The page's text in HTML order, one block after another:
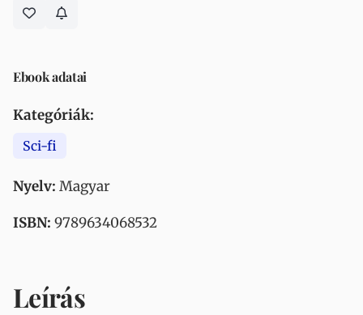
Ebook adatai
Kategóriák:
Sci-fi
Nyelv: Magyar
ISBN: 9789634068532
Leírás